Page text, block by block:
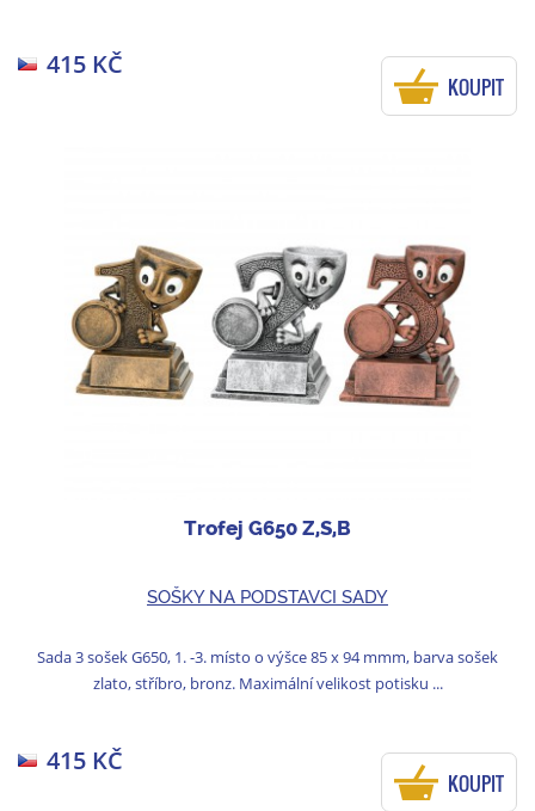
415 KČ
KOUPIT
Trofej G650 Z,S,B
SOŠKY NA PODSTAVCI SADY
Sada 3 sošek G650, 1. -3. místo o výšce 85 x 94 mmm, barva sošek
zlato, stříbro, bronz. Maximální velikost potisku ...
415 KČ
KOUPIT